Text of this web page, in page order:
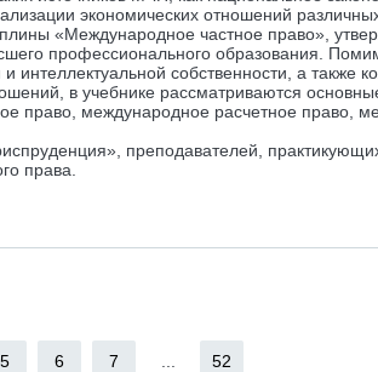
экономических отношений
«Международное частное право»,
профессионального образования.
интеллектуальной собственности, а также
в учебнике рассматриваются
право, международное расчетное право,
преподавателей,
права.
5 6 7 52